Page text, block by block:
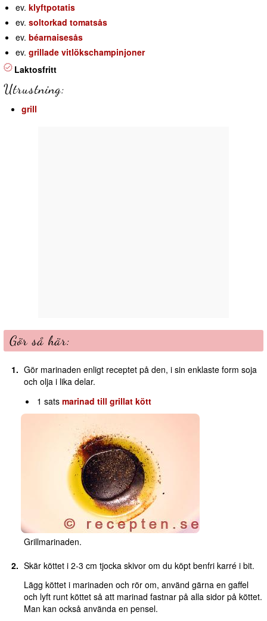
ev. klyftpotatis
ev. soltorkad tomatsås
ev. béarnaisesås
ev. grillade vitlökschampinjoner
Laktosfritt
Utrustning:
grill
Gör så här:
Gör marinaden enligt receptet på den, i sin enklaste form soja
och olja i lika delar.
1 satsmarinad till grillat kött
Grillmarinaden.
Skär köttet i 2-3 cm tjocka skivor om du köpt benfri karré i bit.
Lägg köttet i marinaden och rör om, använd gärna en gaffel
och lyft runt köttet så att marinad fastnar på alla sidor på köttet.
Man kan också använda en pensel.